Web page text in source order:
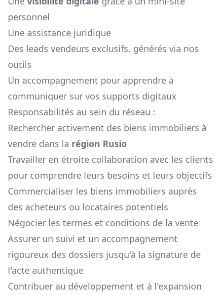
personnel
Une assistance juridique
Des leads vendeurs exclusifs, générés via nos
outils
Un accompagnement pour apprendre à
communiquer sur vos supports digitaux
Responsabilités au sein du réseau :
Rechercher activement des biens immobiliers à
vendre dans la région Rusio
Travailler en étroite collaboration avec les clients
pour comprendre leurs besoins et leurs objectifs
Commercialiser les biens immobiliers auprès
des acheteurs ou locataires potentiels
Négocier les termes et conditions de la vente
Assurer un suivi et un accompagnement
rigoureux des dossiers jusqu'à la signature de
l'acte authentique
Contribuer au développement et à l'expansion